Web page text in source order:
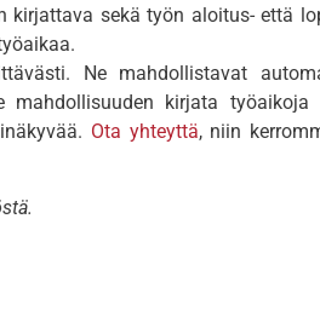
sekä työn aloitus- että
Ne mahdollistavat
mahdollisuuden kirjata
Ota yhteyttä, niin